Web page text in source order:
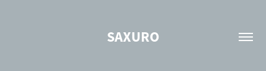
SAXURO